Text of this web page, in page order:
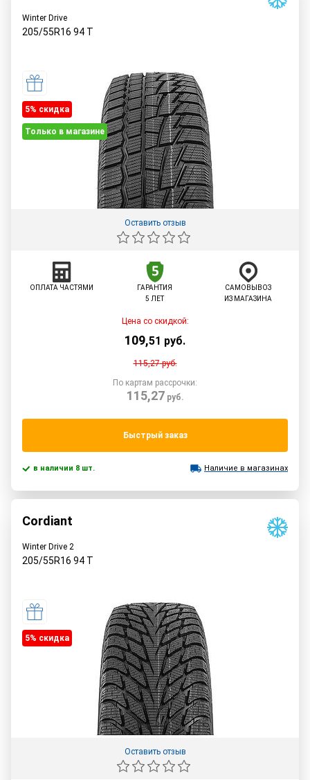
Winter Drive
205/55R16 94 T
5% cкидка
Только в магазине
Оставить отзыв
ОПЛАТА ЧАСТЯМИ
ГАРАНТИЯ
5 ЛЕТ
САМОВЫВОЗ
ИЗ МАГАЗИНА
Цена со скидкой:
109,51 руб.
115,27руб.
По картам рассрочки:
115,27 руб.
Быстрый заказ
в наличии 8 шт. Наличие в магазинах
Cordiant
Winter Drive 2
205/55R16 94 T
5% cкидка
Оставить отзыв